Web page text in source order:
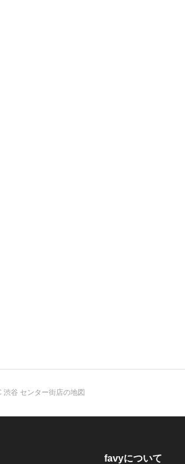
渋谷 センター街店の地図
favyについて